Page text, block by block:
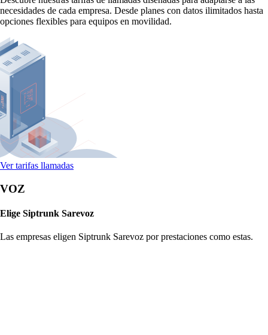
necesidades de cada empresa. Desde planes con datos ilimitados hasta
opciones flexibles para equipos en movilidad.
Ver tarifas llamadas
VOZ
Elige Siptrunk Sarevoz
Las empresas eligen Siptrunk Sarevoz por prestaciones como estas.